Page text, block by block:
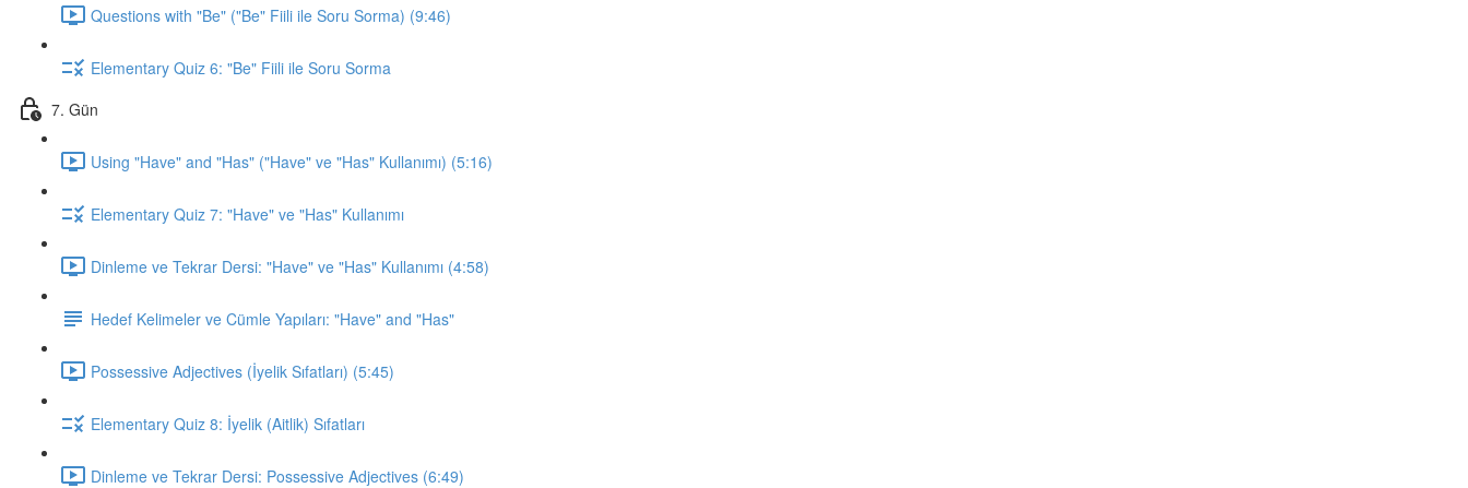
Questions with "Be" ("Be" Fiili ile Soru Sorma) (9:46)
Elementary Quiz 6: "Be" Fiili ile Soru Sorma
7. Gün
Using "Have" and "Has" ("Have" ve "Has" Kullanımı) (5:16)
Elementary Quiz 7: "Have" ve "Has" Kullanımı
Dinleme ve Tekrar Dersi: "Have" ve "Has" Kullanımı (4:58)
Hedef Kelimeler ve Cümle Yapıları: "Have" and "Has"
Possessive Adjectives (İyelik Sıfatları) (5:45)
Elementary Quiz 8: İyelik (Aitlik) Sıfatları
Dinleme ve Tekrar Dersi: Possessive Adjectives (6:49)